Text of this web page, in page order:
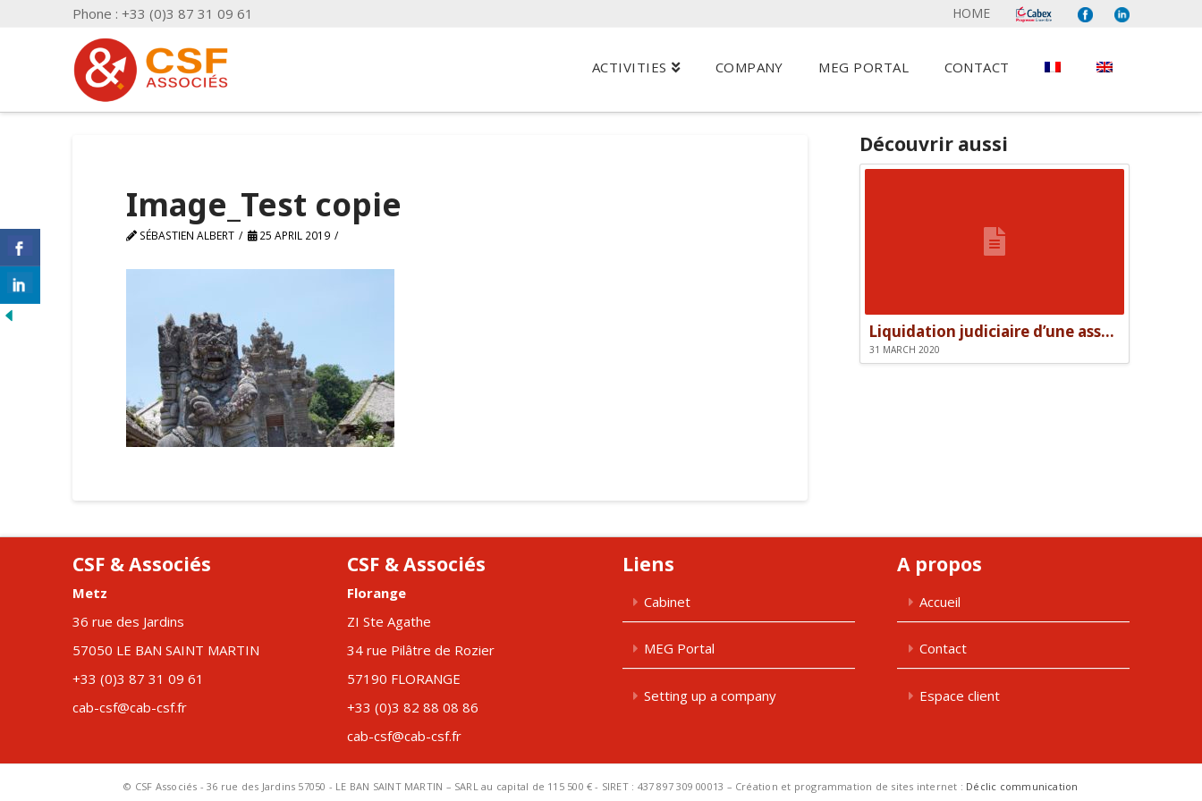
Phone : +33 (0)3 87 31 09 61 HOME
ACTIVITIES COMPANY MEG PORTAL CONTACT
Image_Test copie
SÉBASTIEN ALBERT 25 APRIL 2019
Découvrir aussi
Liquidation judiciaire d’une association et responsabilité des dirigeants
31 MARCH 2020
CSF & Associés
Metz
36 rue des Jardins
57050 LE BAN SAINT MARTIN
+33 (0)3 87 31 09 61
cab-csf@cab-csf.fr
CSF & Associés
Florange
ZI Ste Agathe
34 rue Pilâtre de Rozier
57190 FLORANGE
+33 (0)3 82 88 08 86
cab-csf@cab-csf.fr
Liens
Cabinet
MEG Portal
Setting up a company
A propos
Accueil
Contact
Espace client
© CSF Associés - 36 rue des Jardins 57050 - LE BAN SAINT MARTIN – SARL au capital de 115 500 € - SIRET : 437 897 309 00013 – Création et programmation de sites internet : Déclic communication